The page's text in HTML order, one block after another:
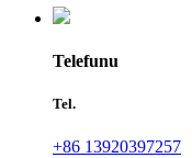
Telefunu
Tel.
+86 13920397257